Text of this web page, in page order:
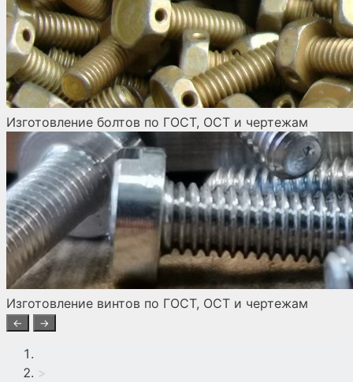
Изготовление болтов по ГОСТ, ОСТ и чертежам
Изготовление винтов по ГОСТ, ОСТ и чертежам
← →
>